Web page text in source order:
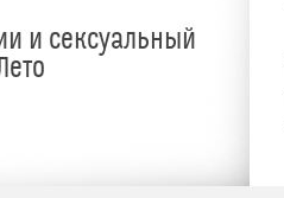
и сексуальный